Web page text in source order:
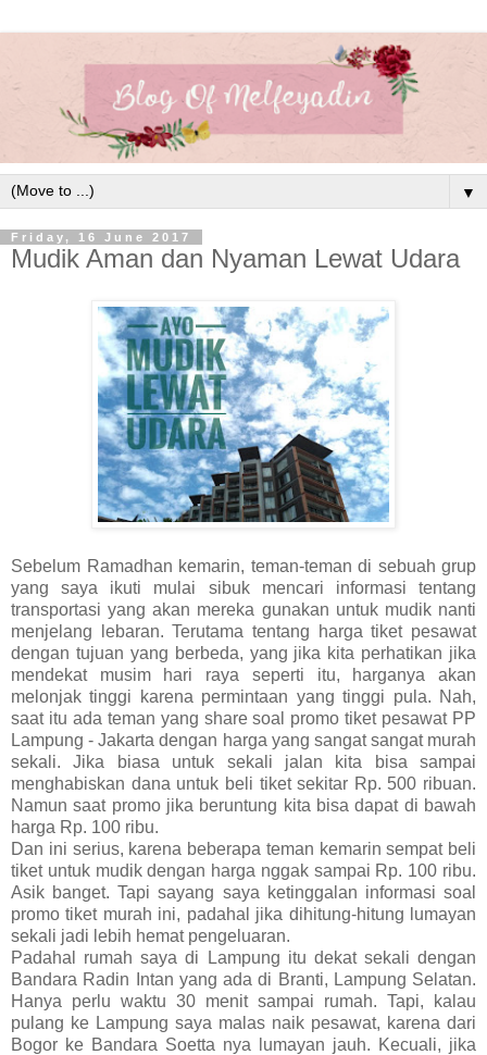
▼
Friday, 16 June 2017
Mudik Aman dan Nyaman Lewat Udara
Sebelum Ramadhan kemarin, teman-teman di sebuah grup
yang saya ikuti mulai sibuk mencari informasi tentang
transportasi yang akan mereka gunakan untuk mudik nanti
menjelang lebaran. Terutama tentang harga tiket pesawat
dengan tujuan yang berbeda, yang jika kita perhatikan jika
mendekat musim hari raya seperti itu, harganya akan
melonjak tinggi karena permintaan yang tinggi pula. Nah,
saat itu ada teman yang share soal promo tiket pesawat PP
Lampung - Jakarta dengan harga yang sangat sangat murah
sekali. Jika biasa untuk sekali jalan kita bisa sampai
menghabiskan dana untuk beli tiket sekitar Rp. 500 ribuan.
Namun saat promo jika beruntung kita bisa dapat di bawah
harga Rp. 100 ribu.
Dan ini serius, karena beberapa teman kemarin sempat beli
tiket untuk mudik dengan harga nggak sampai Rp. 100 ribu.
Asik banget. Tapi sayang saya ketinggalan informasi soal
promo tiket murah ini, padahal jika dihitung-hitung lumayan
sekali jadi lebih hemat pengeluaran.
Padahal rumah saya di Lampung itu dekat sekali dengan
Bandara Radin Intan yang ada di Branti, Lampung Selatan.
Hanya perlu waktu 30 menit sampai rumah. Tapi, kalau
pulang ke Lampung saya malas naik pesawat, karena dari
Bogor ke Bandara Soetta nya lumayan jauh. Kecuali, jika